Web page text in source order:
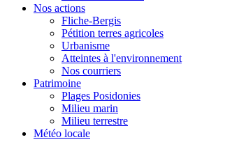
Nos actions
Fliche-Bergis
Pétition terres agricoles
Urbanisme
Atteintes à l'environnement
Nos courriers
Patrimoine
Plages Posidonies
Milieu marin
Milieu terrestre
Météo locale